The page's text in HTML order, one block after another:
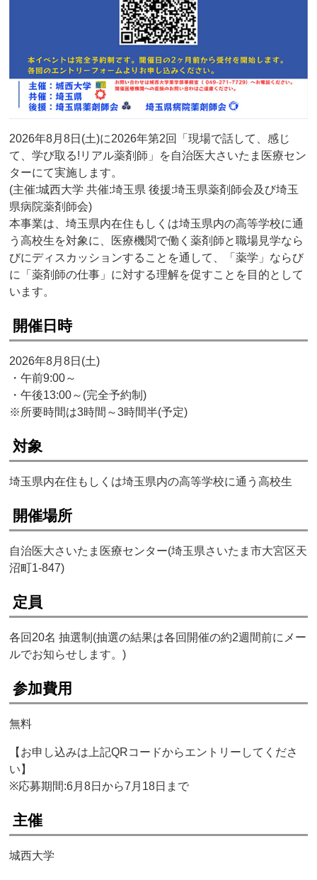
2026年8月8日(土)に2026年第2回「現場で話して、感じ
て、学び取る!リアル薬剤師」を自治医大さいたま医療セン
ターにて実施します。
(主催:城西大学 共催:埼玉県 後援:埼玉県薬剤師会及び埼玉
県病院薬剤師会)
本事業は、埼玉県内在住もしくは埼玉県内の高等学校に通
う高校生を対象に、医療機関で働く薬剤師と職場見学なら
びにディスカッションすることを通して、「薬学」ならび
に「薬剤師の仕事」に対する理解を促すことを目的として
います。
開催日時
2026年8月8日(土)
・午前9:00～
・午後13:00～(完全予約制)
※所要時間は3時間～3時間半(予定)
対象
埼玉県内在住もしくは埼玉県内の高等学校に通う高校生
開催場所
自治医大さいたま医療センター(埼玉県さいたま市大宮区天
沼町1-847)
定員
各回20名 抽選制(抽選の結果は各回開催の約2週間前にメー
ルでお知らせします。)
参加費用
無料
【お申し込みは上記QRコードからエントリーしてくださ
い】
※応募期間:6月8日から7月18日まで
主催
城西大学